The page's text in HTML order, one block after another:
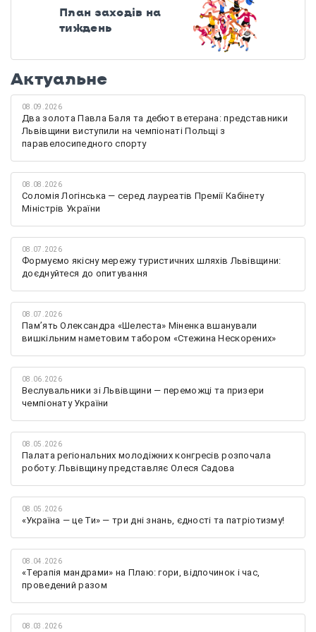
План заходів на
тиждень
Актуальне
08.09.2026
Два золота Павла Баля та дебют ветерана: представники
Львівщини виступили на чемпіонаті Польщі з
паравелосипедного спорту
08.08.2026
Соломія Логінська — серед лауреатів Премії Кабінету
Міністрів України
08.07.2026
Формуємо якісну мережу туристичних шляхів Львівщини:
доєднуйтеся до опитування
08.07.2026
Памʼять Олександра «Шелеста» Міненка вшанували
вишкільним наметовим табором «Стежина Нескорених»
08.06.2026
Веслувальники зі Львівщини — переможці та призери
чемпіонату України
08.05.2026
Палата регіональних молодіжних конгресів розпочала
роботу: Львівщину представляє Олеся Садова
08.05.2026
«Україна — це Ти» — три дні знань, єдності та патріотизму!
08.04.2026
«Терапія мандрами» на Плаю: гори, відпочинок і час,
проведений разом
08.03.2026